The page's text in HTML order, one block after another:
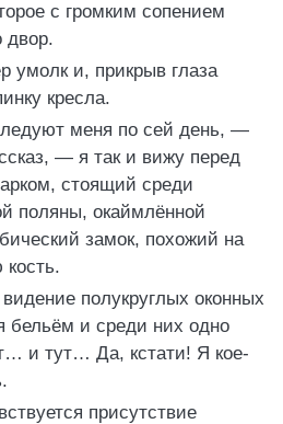
с громким сопением
двор.
умолк и, прикрыв глаза
кресла.
меня по сей день, —
— я так и вижу перед
стоящий среди
поляны, окаймлённой
замок, похожий на
полукруглых оконных
бельём и среди них одно
и тут… Да, кстати! Я кое-
присутствие